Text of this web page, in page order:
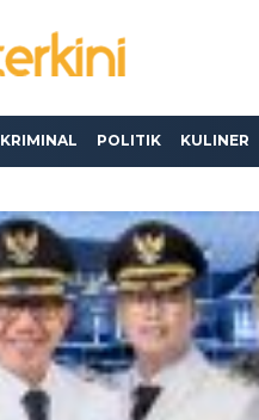
KRIMINAL POLITIK KULINER